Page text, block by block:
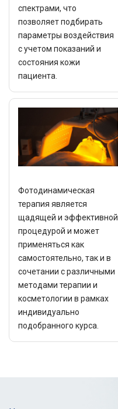
спектрами, что
позволяет подбирать
параметры воздействия
с учетом показаний и
состояния кожи
пациента.
Фотодинамическая
терапия является
щадящей и эффективной
процедурой и может
применяться как
самостоятельно, так и в
сочетании с различными
методами терапии и
косметологии в рамках
индивидуально
подобранного курса.